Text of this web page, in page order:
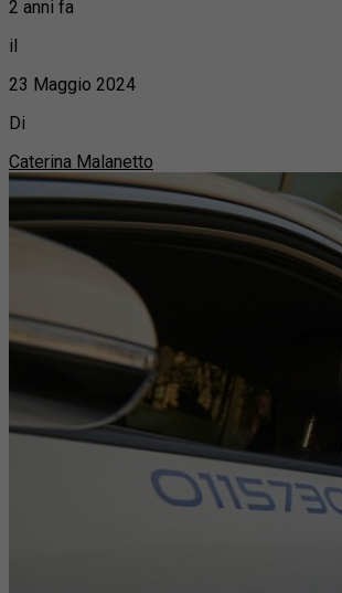
2 anni fa
il
23 Maggio 2024
Di
Caterina Malanetto